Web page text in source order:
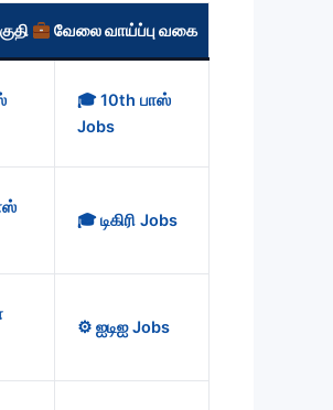
வேலை வாய்ப்பு வகை
🎓 10th பாஸ்
Jobs
🎓 டிகிரி Jobs
⚙️ ஐடிஐ Jobs